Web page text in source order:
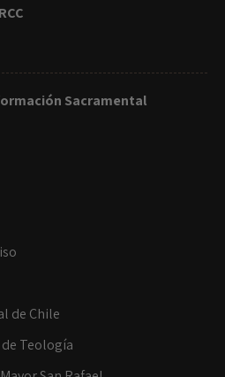
Sacramental
de Chile
Teología